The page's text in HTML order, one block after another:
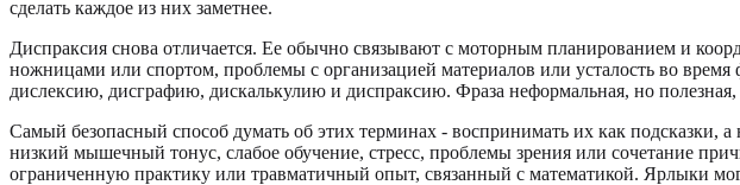
сделать каждое из них заметнее.
Диспраксия снова отличается. Ее обычно связывают с моторным планированием и
ножницами или спортом, проблемы с организацией материалов или усталость во
дислексию, дисграфию, дискалькулию и диспраксию. Фраза неформальная, но
Самый безопасный способ думать об этих терминах - воспринимать их как
низкий мышечный тонус, слабое обучение, стресс, проблемы зрения или сочетание
ограниченную практику или травматичный опыт, связанный с математикой. Ярлыки